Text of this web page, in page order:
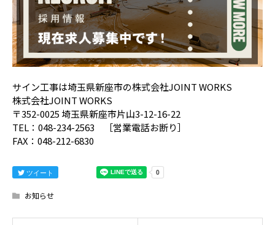
サイン工事は埼玉県新座市の株式会社JOINT WORKS
株式会社JOINT WORKS
〒352-0025 埼玉県新座市片山3-12-16-22
TEL：048-234-2563 ［営業電話お断り］
FAX：048-212-6830
ツイート
お知らせ